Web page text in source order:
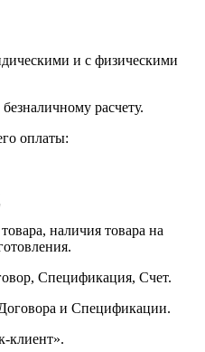
и с физическими
расчету.
оплаты:
наличия товара на
Спецификация, Счет.
и Спецификации.
клиент».